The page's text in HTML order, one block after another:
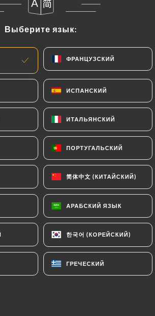
Выберите язык:
ФРАНЦУЗСКИЙ
ИСПАНСКИЙ
ИТАЛЬЯНСКИЙ
ПОРТУГАЛЬСКИЙ
简体中文 (КИТАЙСКИЙ)
АРАБСКИЙ ЯЗЫК
한국어 (КОРЕЙСКИЙ)
ГРЕЧЕСКИЙ
et Fromage
Выберите язык:
ФРАНЦУЗСКИЙ
ИСПАНСКИЙ
ИТАЛЬЯНСКИЙ
ПОРТУГАЛЬСКИЙ
简体中文 (КИТАЙСКИЙ)
АРАБСКИЙ ЯЗЫК
한국어 (КОРЕЙСКИЙ)
ГРЕЧЕСКИЙ